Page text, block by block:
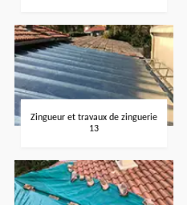
Zingueur et travaux de zinguerie
13